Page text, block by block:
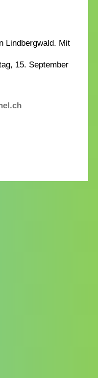
Lindbergwald. Mit
15. September